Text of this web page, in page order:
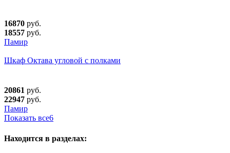
16870 руб.
18557 руб.
Памир
Шкаф Октава угловой с полками
20861 руб.
22947 руб.
Памир
Показать все6
Находится в разделах: